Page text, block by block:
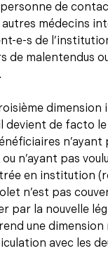
de
médecins
e-s de
de malentendus
devient de facto
n’ayant
n’ayant pas
en institution
n’est pas
par la nouvelle
une dimension
avec les